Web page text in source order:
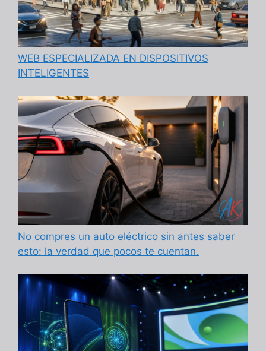
WEB ESPECIALIZADA EN DISPOSITIVOS
INTELIGENTES
No compres un auto eléctrico sin antes saber
esto: la verdad que pocos te cuentan.